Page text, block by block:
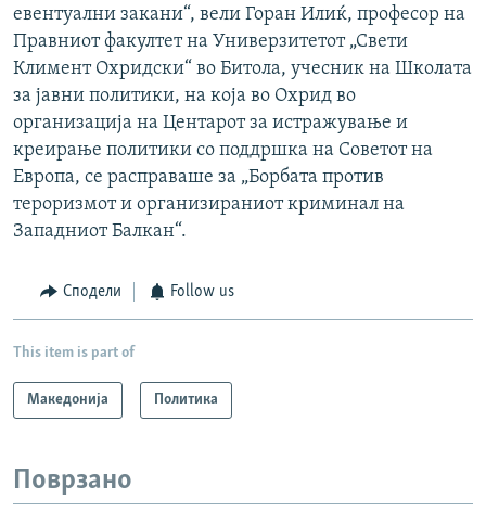
евентуални закани“, вели Горан Илиќ, професор на
Правниот факултет на Универзитетот „Свети
Климент Охридски“ во Битола, учесник на Школата
за јавни политики, на која во Охрид во
организација на Центарот за истражување и
креирање политики со поддршка на Советот на
Европа, се расправаше за „Борбата против
тероризмот и организираниот криминал на
Западниот Балкан“.
Сподели Follow us
This item is part of
Македонија Политика
Поврзано